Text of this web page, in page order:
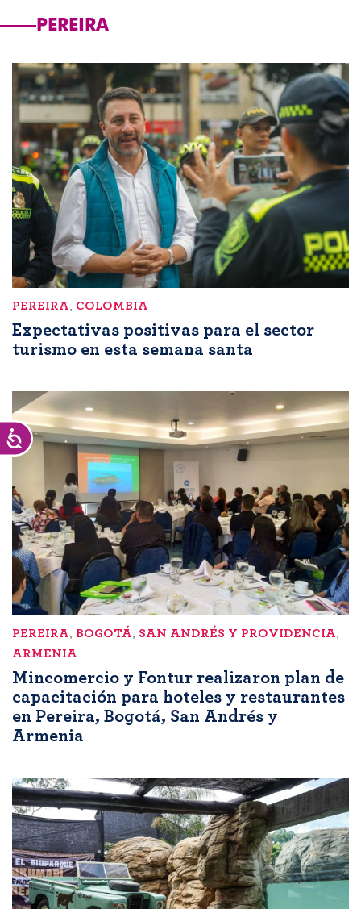
Accesibilidad
PEREIRA
PEREIRA COLOMBIA
Expectativas positivas para el sector
turismo en esta semana santa
PEREIRA, BOGOTÁ, SAN ANDRÉS Y PROVIDENCIA,
ARMENIA
Mincomercio y Fontur realizaron plan de
capacitación para hoteles y restaurantes
en Pereira, Bogotá, San Andrés y
Armenia